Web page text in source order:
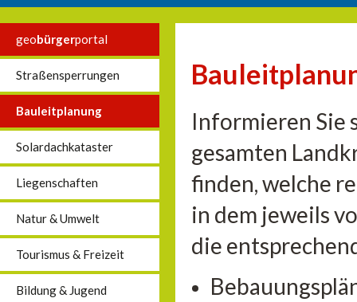
geobürgerportal
Straßensperrungen
Bauleitplanung
Solardachkataster
Liegenschaften
Natur & Umwelt
Tourismus & Freizeit
Bildung & Jugend
Informieren Sie
gesamten
finden, welche
in dem jeweils
die